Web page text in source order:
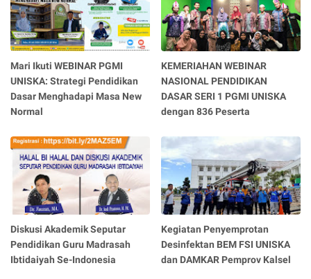
Mari Ikuti WEBINAR PGMI
UNISKA: Strategi Pendidikan
Dasar Menghadapi Masa New
Normal
KEMERIAHAN WEBINAR
NASIONAL PENDIDIKAN
DASAR SERI 1 PGMI UNISKA
dengan 836 Peserta
Diskusi Akademik Seputar
Pendidikan Guru Madrasah
Ibtidaiyah Se-Indonesia
Kegiatan Penyemprotan
Desinfektan BEM FSI UNISKA
dan DAMKAR Pemprov Kalsel